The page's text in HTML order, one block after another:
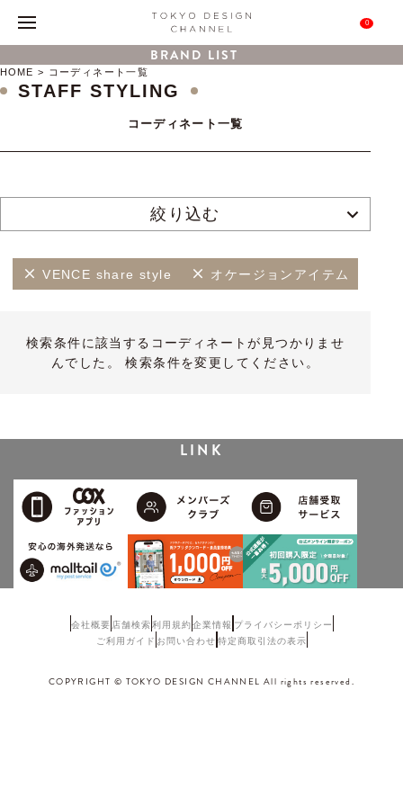
0
BRAND LIST
HOME コーディネート一覧
STAFF STYLING
コーディネート一覧
絞り込む
VENCE share style オケージョンアイテム
検索条件に該当するコーディネートが見つかりませ
んでした。 検索条件を変更してください。
LINK
会社概要 店舗検索利用規約企業情報 プライバシーポリシー
ご利用ガイド お問い合わせ 特定商取引法の表示
COPYRIGHT © TOKYO DESIGN CHANNEL All rights reserved.